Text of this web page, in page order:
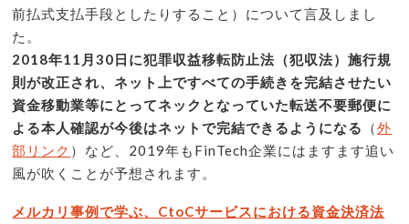
前払式支払手段としたりすること）について言及しまし
た。
2018年11月30日に犯罪収益移転防止法（犯収法）施行規
則が改正され、ネット上ですべての手続きを完結させたい
資金移動業等にとってネックとなっていた転送不要郵便に
よる本人確認が今後はネットで完結できるようになる
（外
部リンク ）など、2019年もFinTech企業にはますます追い
風が吹くことが予想されます。
メルカリ事例で学ぶ、CtoCサービスにおける資金決済法